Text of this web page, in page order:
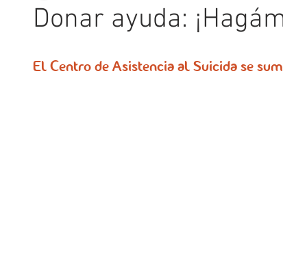
Donar ayuda:
El Centro de Asistencia al Suicida se